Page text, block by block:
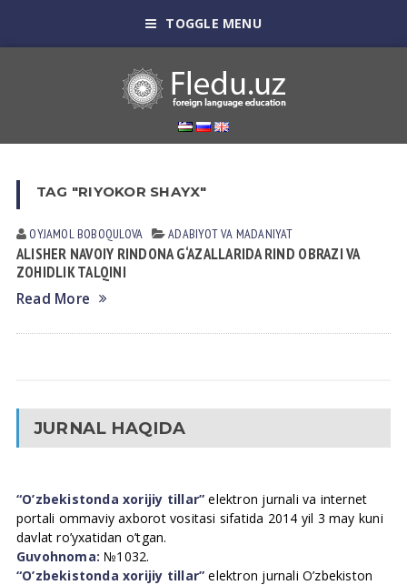
TOGGLE MENU
TAG "RIYOKOR SHAYX"
OYJAMOL BOBOQULOVA АDАBIYOT VА MАDАNIYAT
ALISHER NAVOIY RINDONA G‘AZALLARIDA RIND OBRAZI VA
ZOHIDLIK TALQINI
Read More
JURNAL HAQIDA
“O’zbekistonda xorijiy tillar” elektron jurnali va internet
portali ommaviy axborot vositasi sifatida 2014 yil 3 may kuni
davlat ro’yxatidan o’tgan.
Guvohnoma: №1032.
“O’zbekistonda xorijiy tillar” elektron jurnali O’zbekiston